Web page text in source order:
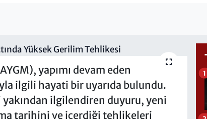
yapımı devam eden
ilgili hayati bir uyarıda bulundu.
yakından ilgilendiren duyuru, yeni
tarihini ve içerdiği tehlikeleri
1